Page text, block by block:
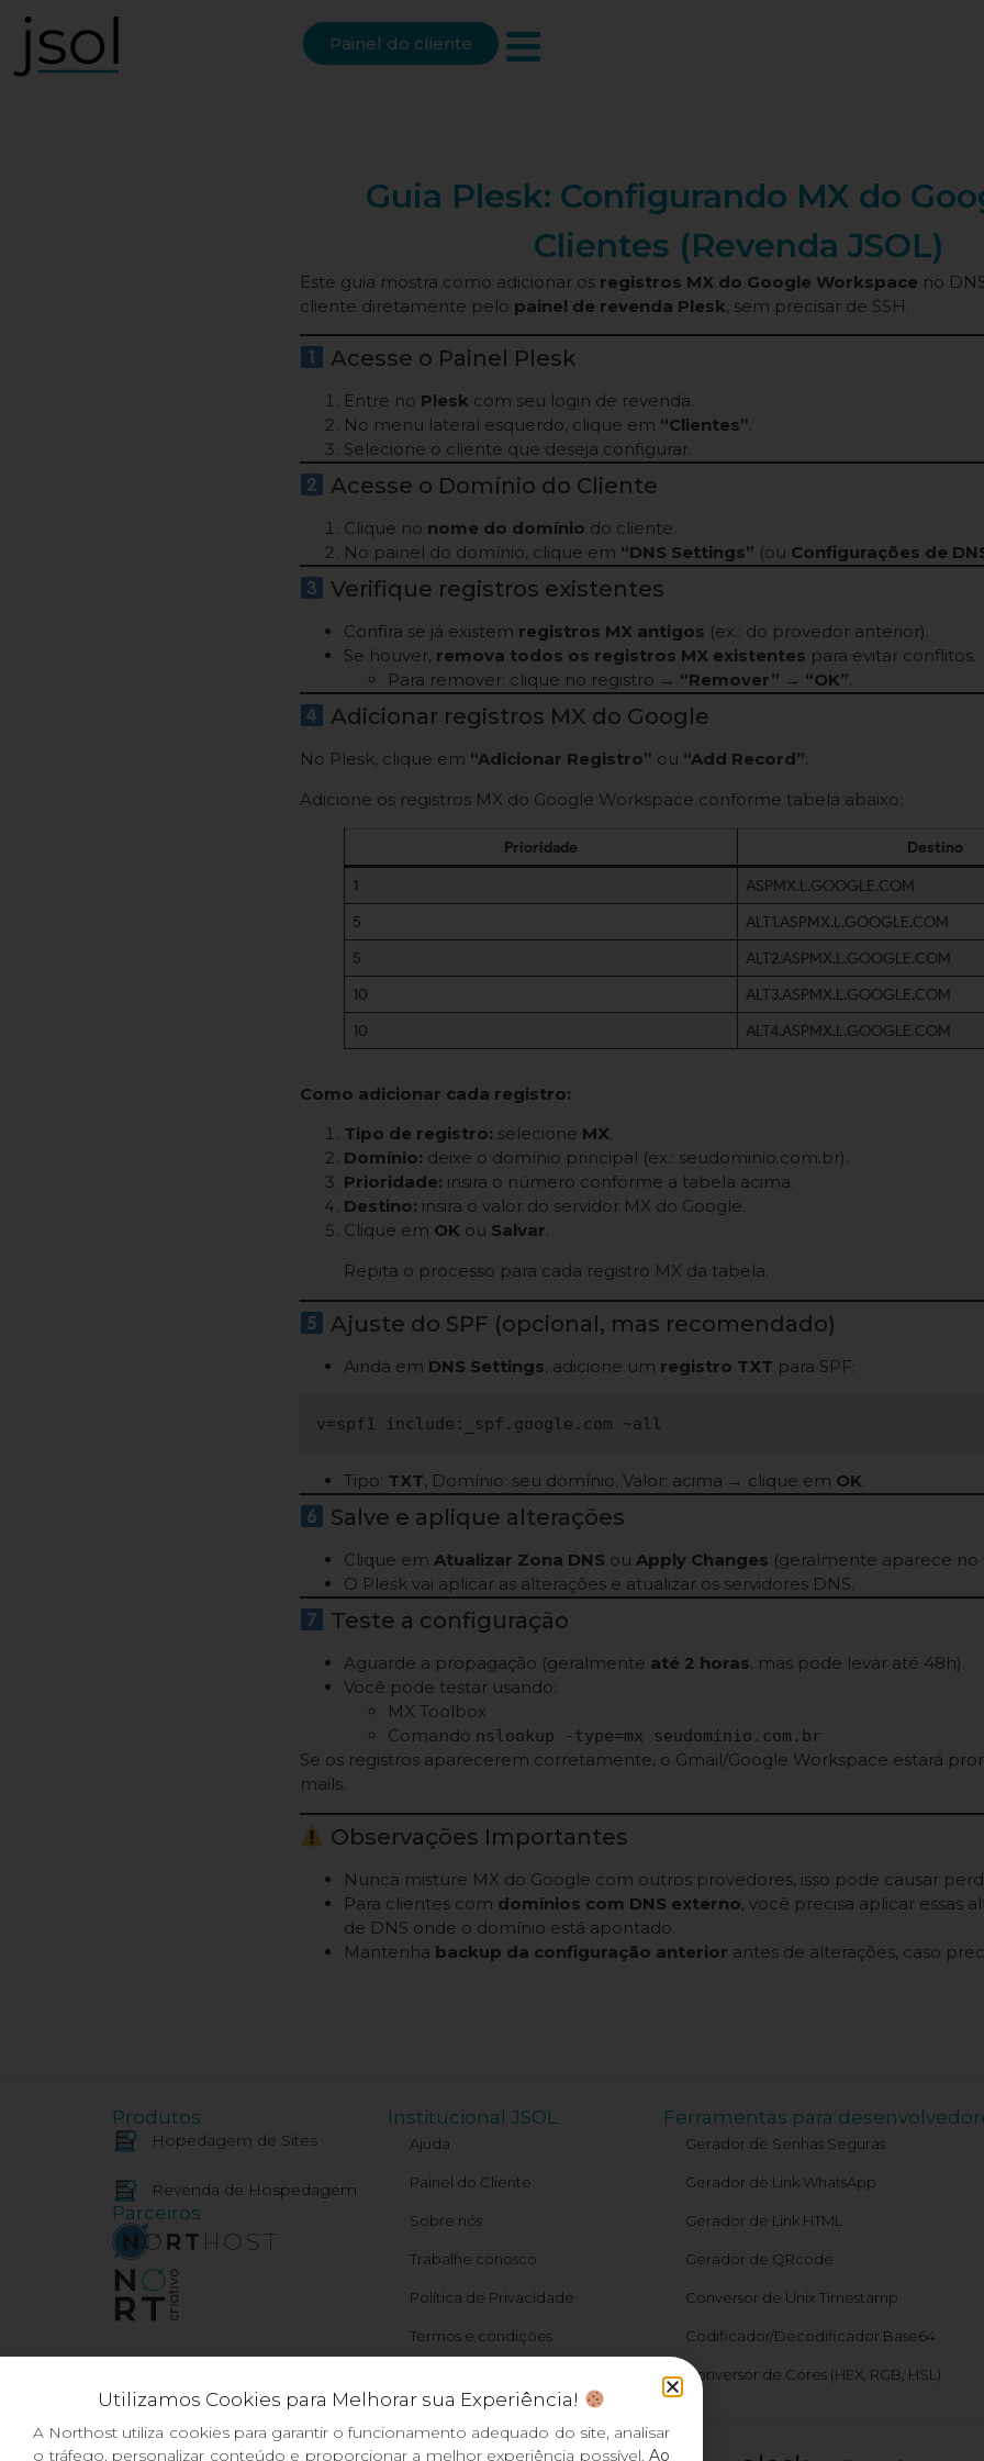
Painel do cliente
Guia Plesk: Configurando MX do
Clientes (Revenda JSOL)
Este guia mostra como adicionar os registros MX do Google Workspace no
cliente diretamente pelo painel de revenda Plesk, sem precisar de SSH.
Acesse o Painel Plesk
Entre no Plesk com seu login de revenda.
No menu lateral esquerdo, clique em “Clientes”.
Selecione o cliente que deseja configurar.
Acesse o Domínio do Cliente
Clique no nome do domínio do cliente.
No painel do domínio, clique em “DNS Settings” (ou Configurações de
Verifique registros existentes
Confira se já existem registros MX antigos (ex.: do provedor anterior).
Se houver, remova todos os registros MX existentes para evitar conflitos.
Para remover: clique no registro → “Remover” → “OK”.
Adicionar registros MX do Google
No Plesk, clique em “Adicionar Registro” ou “Add Record”:
Adicione os registros MX do Google Workspace conforme tabela abaixo:
Prioridade Destino
1 ASPMX.L.GOOGLE.COM
5 ALT1.ASPMX.L.GOOGLE.COM
5 ALT2.ASPMX.L.GOOGLE.COM
10 ALT3.ASPMX.L.GOOGLE.COM
10 ALT4.ASPMX.L.GOOGLE.COM
Como adicionar cada registro:
Tipo de registro: selecione MX.
Domínio: deixe o domínio principal (ex.: seudominio.com.br).
Prioridade: insira o número conforme a tabela acima.
Destino: insira o valor do servidor MX do Google.
Clique em OK ou Salvar.
Repita o processo para cada registro MX da tabela.
Ajuste do SPF (opcional, mas recomendado)
Ainda em DNS Settings, adicione um registro TXT para SPF:
Tipo: TXT, Domínio: seu domínio, Valor: acima → clique em OK.
Salve e aplique alterações
Clique em Atualizar Zona DNS ou Apply Changes (geralmente aparece no
O Plesk vai aplicar as alterações e atualizar os servidores DNS.
Teste a configuração
Aguarde a propagação (geralmente até 2 horas, mas pode levar até 48h).
Você pode testar usando:
MX Toolbox
Comando nslookup -type=mx seudominio.com.br
Se os registros aparecerem corretamente, o Gmail/Google Workspace estará
mails.
Observações Importantes
Nunca misture MX do Google com outros provedores, isso pode causar
Para clientes com domínios com DNS externo, você precisa aplicar essas
de DNS onde o domínio está apontado.
Mantenha backup da configuração anterior antes de alterações, caso
Produtos
Hopedagem de Sites
Revenda de Hospedagem
Parceiros
Institucional JSOL
Ajuda
Painel do Cliente
Sobre nós
Trabalhe conosco
Política de Privacidade
Termos e condições
Ferramentas para
Gerador de Senhas Seguras
Gerador de Link WhatsApp
Gerador de Link HTML
Gerador de QRcode
Conversor de Unix Timestamp
Codificador/Decodificador Base64
Conversor de Cores (HEX, RGB, HSL)
Utilizamos Cookies para Melhorar sua Experiência!
A Northost utiliza cookies para garantir o funcionamento adequado do site, analisar
o tráfego, personalizar conteúdo e proporcionar a melhor experiência possível. Ao